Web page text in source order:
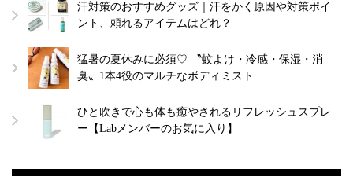
汗対策のおすすめグッズ｜汗をかく原因や対策ポイ
ント、頼れるアイテムはどれ？
猛暑の夏休みに必須♡ 〝蚊よけ・冷感・保湿・消
臭〟1本4役のマルチなボディミスト
ひと吹きで心も体も癒やされるリフレッシュスプレ
ー【Labメンバーのお気に入り】